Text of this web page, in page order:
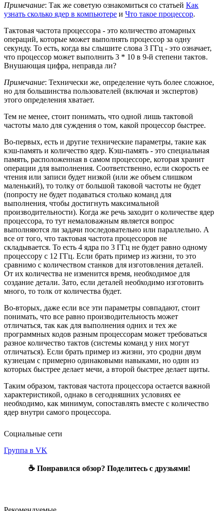
Примечание: Так же советую ознакомиться со статьей Как
узнать сколько ядер в компьютере и Что такое процессор.
Тактовая частота процессора - это количество атомарных
операций, которые может выполнять процессор за одну
секунду. То есть, когда вы слышите слова 3 ГГц - это означает,
что процессор может выполнить 3 * 10 в 9-й степени тактов.
Внушающая цифра, неправда ли?
Примечание: Технически же, определение чуть более сложное,
но для большинства пользователей (включая и экспертов)
этого определения хватает.
Тем не менее, стоит понимать, что одной лишь тактовой
частоты мало для суждения о том, какой процессор быстрее.
Во-первых, есть и другие технические параметры, такие как
кэш-память и количество ядер. Кэш-память - это специальная
память, расположенная в самом процессоре, которая хранит
операции для выполнения. Соответственно, если скорость ее
чтения или записи будет низкой (или же объем слишком
маленький), то толку от большой таковой частоты не будет
(попросту не будет подаваться столько команд для
выполнения, чтобы достигнуть максимальной
производительности). Когда же речь заходит о количестве ядер
процессора, то тут немаловажным является вопрос
выполняются ли задачи последовательно или параллельно. А
все от того, что тактовая частота процессоров не
складывается. То есть 4 ядра по 3 ГГц не будет равно одному
процессору с 12 ГГц. Если брать пример из жизни, то это
сравнимо с количеством станков для изготовления деталей.
От их количества не изменится время, необходимое для
создание детали. Зато, если деталей необходимо изготовить
много, то толк от количества будет.
Во-вторых, даже если все эти параметры совпадают, стоит
понимать, что все равно производительность может
отличаться, так как для выполнения одних и тех же
программных кодов разным процессорам может требоваться
разное количество тактов (системы команд у них могут
отличаться). Если брать пример из жизни, это сродни двум
кузнецам с примерно одинаковыми навыками, но один из
которых быстрее делает мечи, а второй быстрее делает щиты.
Таким образом, тактовая частота процессора остается важной
характеристикой, однако в сегодняшних условиях ее
необходимо, как минимум, сопоставлять вместе с количество
ядер внутри самого процессора.
Социальные сети
Группа в VK
☕ Понравился обзор? Поделитесь с друзьями!